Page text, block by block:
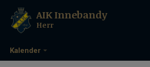
Kalender
AIK Innebandy
Herr